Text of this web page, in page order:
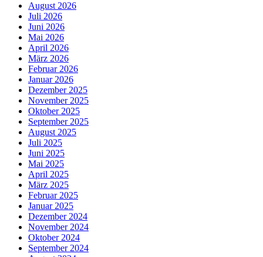
August 2026
Juli 2026
Juni 2026
Mai 2026
April 2026
März 2026
Februar 2026
Januar 2026
Dezember 2025
November 2025
Oktober 2025
September 2025
August 2025
Juli 2025
Juni 2025
Mai 2025
April 2025
März 2025
Februar 2025
Januar 2025
Dezember 2024
November 2024
Oktober 2024
September 2024